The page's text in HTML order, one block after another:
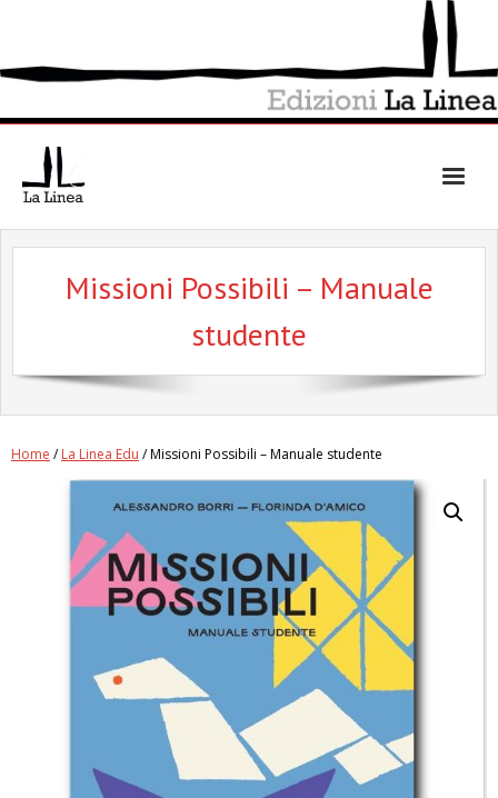
Missioni Possibili – Manuale
studente
Home /La Linea Edu / Missioni Possibili – Manuale studente